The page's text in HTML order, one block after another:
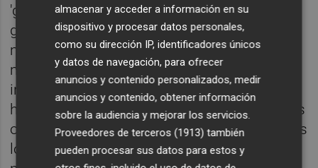
'gen rojo', según la cual, el marxismo era un
gen intrínsecamente ligado a la inferioridad
mental, de lo que se deducía que todos los
marxistas eran débiles mentales, seres
indeseables para el progreso de la raza y
había que eliminarlos, o bien suprimiéndolos
o cuando ya hubieran procreado, quitándoles
los hijos y entregándoselos a familias del
almacenar y acceder a información en su
dispositivo y procesar datos personales,
como su dirección IP, identificadores únicos
y datos de navegación, para ofrecer
anuncios y contenido personalizados, medir
anuncios y contenido, obtener información
sobre la audiencia y mejorar los servicios.
Proveedores de terceros (1913) también
pueden procesar sus datos para estos y